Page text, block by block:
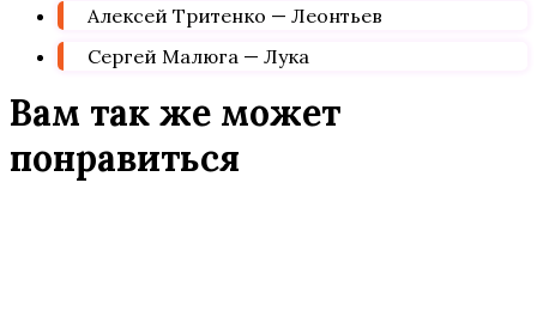
Алексей Тритенко — Леонтьев
Сергей Малюга — Лука
Вам так же может
понравиться